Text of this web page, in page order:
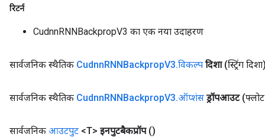
रिटर्न
CudnnRNNBackpropV3 का एक नया उदाहरण
सार्वजनिक स्थैतिक CudnnRNNBackpropV3.विकल्प दिशा (स्ट्रिंग
सार्वजनिक स्थैतिक CudnnRNNBackpropV3.ऑप्शंस ड्रॉपआउट
सार्वजनिक आउटपुट <T> इनपुटबैकप्रॉप ()